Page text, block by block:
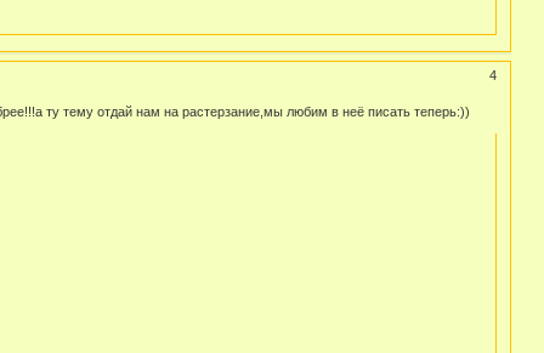
4
ту тему отдай нам на растерзание,мы любим в неё писать теперь:))